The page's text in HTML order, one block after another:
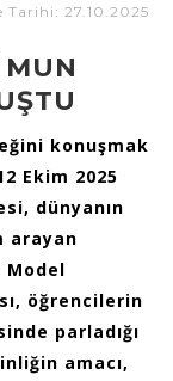
Tarihi: 27.10.2025
konuşmak
Ekim 2025
dünyanın
arayan
Model
öğrencilerin
parladığı
amacı,